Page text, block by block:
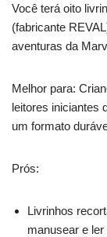
Você terá oito
(fabricante
aventuras da
Melhor para:
leitores iniciantes
um formato
Prós:
Livrinhos
manusear e